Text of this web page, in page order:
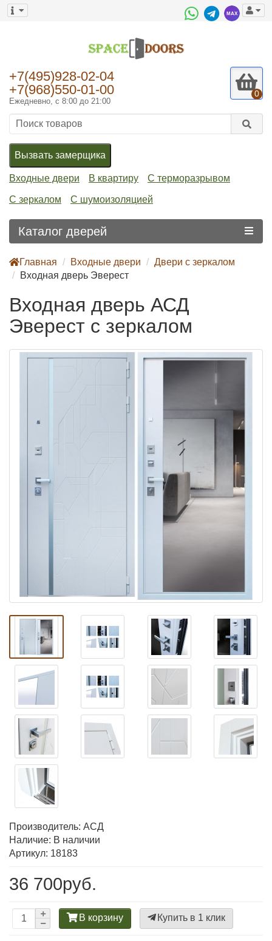
+7(495)928-02-04
+7(968)550-01-00
Ежедневно, с 8:00 до 21:00
0
Вызвать замерщика
Входные двери В квартиру С терморазрывом
С зеркалом С шумоизоляцией
Каталог дверей
Главная Входные двери
Двери с зеркалом
Входная дверь Эверест
Входная дверь АСД
Эверест с зеркалом
Производитель: АСД
Наличие: В наличии
Артикул: 18183
36 700руб.
В корзину Купить в 1 клик